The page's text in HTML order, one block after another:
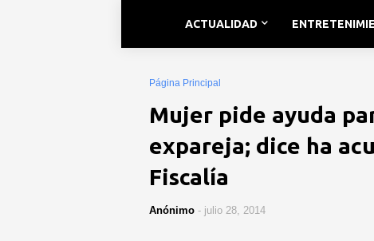
ACTUALIDAD
Página Principal
Mujer pide ayuda
expareja; dice ha
Fiscalía
Anónimo - julio 28, 2014